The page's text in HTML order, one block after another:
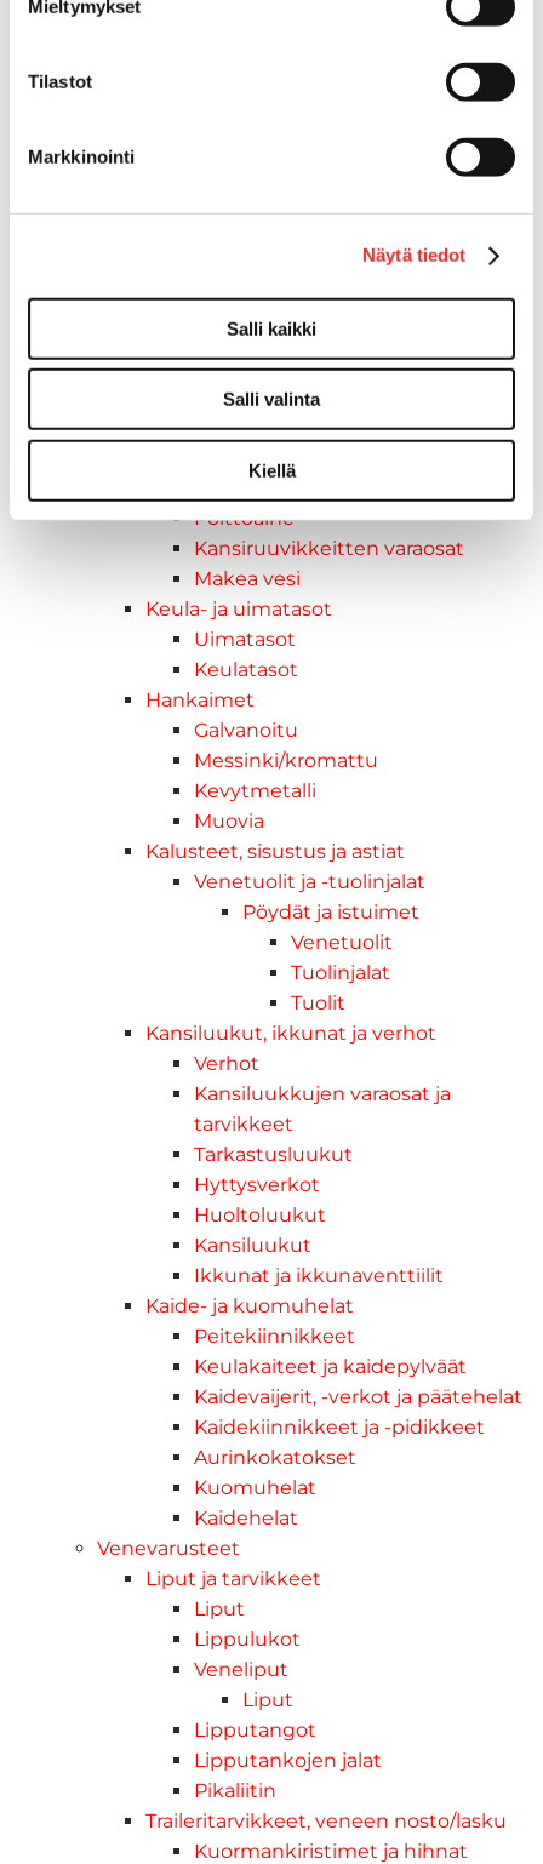
Mieltymykset
Tilastot
Markkinointi
Näytä tiedot
Salli kaikki
Salli valinta
Kiellä
Pollarit
Venerenkaat ja silmukkapultit/-
ruuvit
Vetourat
Kansiruuvikkeet
Jätevesi
Polttoaine
Kansiruuvikkeitten varaosat
Makea vesi
Keula- ja uimatasot
Uimatasot
Keulatasot
Hankaimet
Galvanoitu
Messinki/kromattu
Kevytmetalli
Muovia
Kalusteet, sisustus ja astiat
Venetuolit ja -tuolinjalat
Pöydät ja istuimet
Venetuolit
Tuolinjalat
Tuolit
Kansiluukut, ikkunat ja verhot
Verhot
Kansiluukkujen varaosat ja
tarvikkeet
Tarkastusluukut
Hyttysverkot
Huoltoluukut
Kansiluukut
Ikkunat ja ikkunaventtiilit
Kaide- ja kuomuhelat
Peitekiinnikkeet
Keulakaiteet ja kaidepylväät
Kaidevaijerit, -verkot ja päätehelat
Kaidekiinnikkeet ja -pidikkeet
Aurinkokatokset
Kuomuhelat
Kaidehelat
Venevarusteet
Liput ja tarvikkeet
Liput
Lippulukot
Veneliput
Liput
Lipputangot
Lipputankojen jalat
Pikaliitin
Traileritarvikkeet, veneen nosto/lasku
Kuormankiristimet ja hihnat